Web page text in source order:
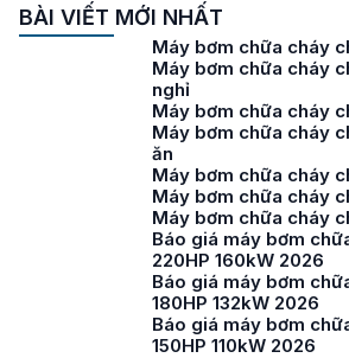
BÀI VIẾT MỚI NHẤT
Máy bơm chữa cháy
Máy bơm chữa cháy
nghỉ
Máy bơm chữa cháy
Máy bơm chữa cháy
ăn
Máy bơm chữa cháy
Máy bơm chữa cháy
Máy bơm chữa cháy
Báo giá máy bơm
220HP 160kW 2026
Báo giá máy bơm
180HP 132kW 2026
Báo giá máy bơm
150HP 110kW 2026